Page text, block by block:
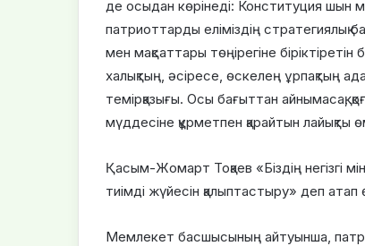
де осыдан көрінеді: Конституция шын
патриоттарды еліміздің
мен мақсаттары төңірегіне
халықтың, әсіресе, өскелең ұрпақтың
темірқазығы. Осы бағыттан айнымасақ,
мүддесіне құрметпен қарайтын лайықты
Қасым-Жомарт Тоқаев «Біздің негізгі
тиімді жүйесін қалыптастыру» деп атап
Мемлекет басшысының айтуынша,